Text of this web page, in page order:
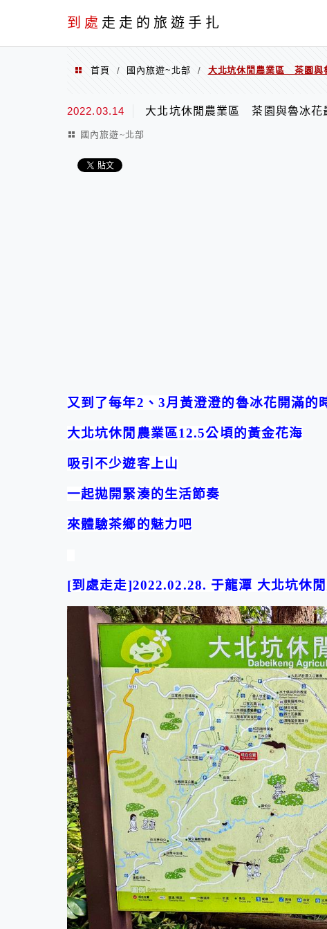
到處 走走的旅遊手扎
首頁 / 國內旅遊~北部 / 大北坑休閒農業區 茶園與
2022.03.14 大北坑休閒農業區 茶園與魯冰花
國內旅遊~北部
又到了每年2 、 3月黃澄澄的魯冰花開滿的
大北坑休閒農業區12.5公頃的黃金花海
吸引不少遊客上山
一起拋開緊湊的生活節奏
來體驗茶鄉的魅力吧
[到處走走]2022.02.28. 于龍潭 大北坑休